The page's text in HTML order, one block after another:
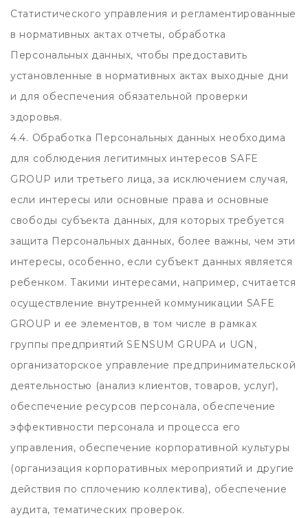
Статистического управления и регламентированные
в нормативных актах отчеты, обработка
Персональных данных, чтобы предоставить
установленные в нормативных актах выходные дни
и для обеспечения обязательной проверки
здоровья.
4.4. Обработка Персональных данных необходима
для соблюдения легитимных интересов SAFE
GROUP или третьего лица, за исключением случая,
если интересы или основные права и основные
свободы субъекта данных, для которых требуется
защита Персональных данных, более важны, чем эти
интересы, особенно, если субъект данных является
ребенком. Такими интересами, например, считается
осуществление внутренней коммуникации SAFE
GROUP и ее элементов, в том числе в рамках
группы предприятий SENSUM GRUPA и UGN,
организаторское управление предпринимательской
деятельностью (анализ клиентов, товаров, услуг),
обеспечение ресурсов персонала, обеспечение
эффективности персонала и процесса его
управления, обеспечение корпоративной культуры
(организация корпоративных мероприятий и другие
действия по сплочению коллектива), обеспечение
аудита, тематических проверок.